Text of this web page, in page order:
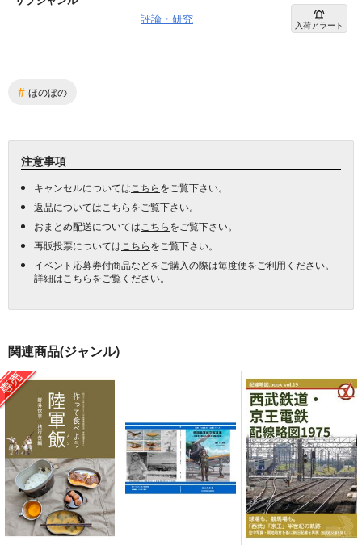
評論・研究 入荷アラート
# ほのぼの
注意事項
キャンセルについては こちらをご覧下さい。
返品については こちらをご覧下さい。
おまとめ配送については こちらをご覧下さい。
再販投票については こちらをご覧下さい。
イベント応募券付商品などをご購入の際は毎度便をご利用ください。
詳細は こちらをご覧ください。
関連商品(ジャンル)